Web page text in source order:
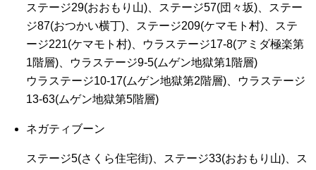
ステージ29(おおもり山)、ステージ57(団々坂)、ステー
ジ87(おつかい横丁)、ステージ209(ケマモト村)、ステ
ージ221(ケマモト村)、ウラステージ17-8(アミダ極楽第
1階層)、ウラステージ9-5(ムゲン地獄第1階層)
ウラステージ10-17(ムゲン地獄第2階層)、ウラステージ
13-63(ムゲン地獄第5階層)
ネガティブーン
ステージ5(さくら住宅街)、ステージ33(おおもり山)、ス